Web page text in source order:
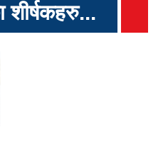
शीर्षकहरु...